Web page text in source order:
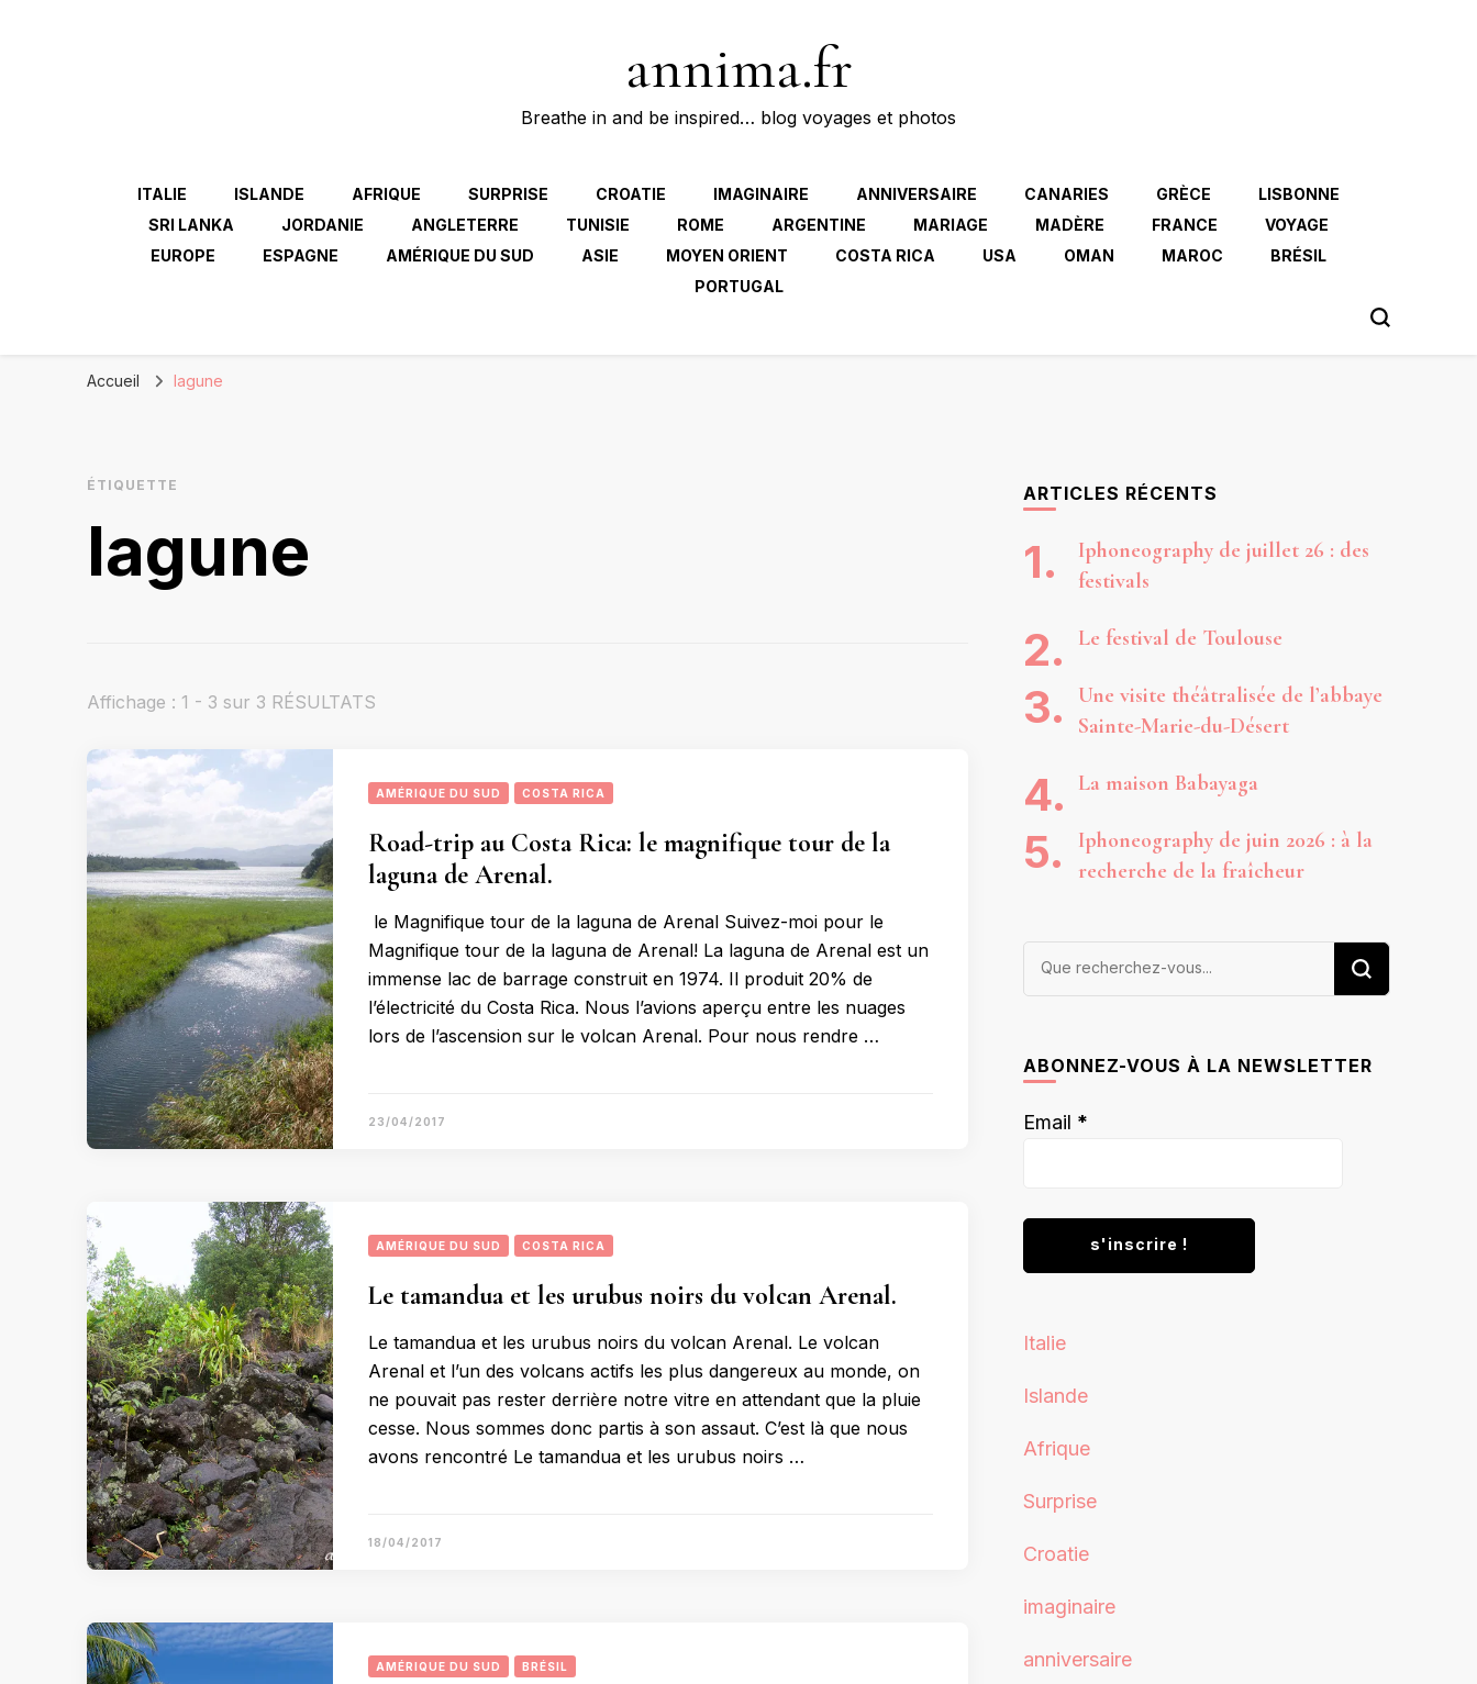
annima.fr
Breathe in and be inspired… blog voyages et photos
ITALIE ISLANDE AFRIQUE SURPRISE CROATIE IMAGINAIRE ANNIVERSAIRE CANARIES GRÈCE
LISBONNE
SRI LANKA
JORDANIE ANGLETERRE TUNISIE ROME ARGENTINE MARIAGE MADÈRE FRANCE
VOYAGE
EUROPE
ESPAGNE AMÉRIQUE DU SUD ASIE MOYEN ORIENT COSTA RICA USA OMAN MAROC
BRÉSIL
PORTUGAL
Accueil lagune
ÉTIQUETTE
lagune
Affichage : 1 - 3 sur 3 RÉSULTATS
AMÉRIQUE DU SUD COSTA RICA
Road-trip au Costa Rica: le magnifique tour de la
laguna de Arenal.
le Magnifique tour de la laguna de Arenal Suivez-moi pour le
Magnifique tour de la laguna de Arenal! La laguna de Arenal est un
immense lac de barrage construit en 1974. Il produit 20% de
l’électricité du Costa Rica. Nous l’avions aperçu entre les nuages
lors de l’ascension sur le volcan Arenal. Pour nous rendre …
23/04/2017
AMÉRIQUE DU SUD COSTA RICA
Le tamandua et les urubus noirs du volcan Arenal.
Le tamandua et les urubus noirs du volcan Arenal. Le volcan
Arenal et l’un des volcans actifs les plus dangereux au monde, on
ne pouvait pas rester derrière notre vitre en attendant que la pluie
cesse. Nous sommes donc partis à son assaut. C’est là que nous
avons rencontré Le tamandua et les urubus noirs …
18/04/2017
AMÉRIQUE DU SUD BRÉSIL
ARTICLES RÉCENTS
Iphoneography de juillet 26 : des
festivals
Le festival de Toulouse
Une visite théâtralisée de l’abbaye
Sainte-Marie-du-Désert
La maison Babayaga
Iphoneography de juin 2026 : à la
recherche de la fraîcheur
Vous
ABONNEZ-VOUS À LA NEWSLETTER
Email *
Italie
Islande
Afrique
Surprise
Croatie
imaginaire
anniversaire